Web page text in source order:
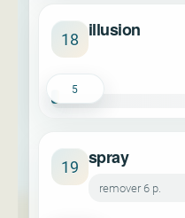
18 illusion
5
19 spray
remover 6 p.